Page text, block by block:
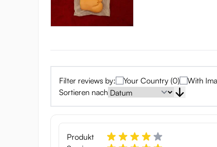
Filter reviews by: Your Country (0) With
Sortieren nach
Produkt